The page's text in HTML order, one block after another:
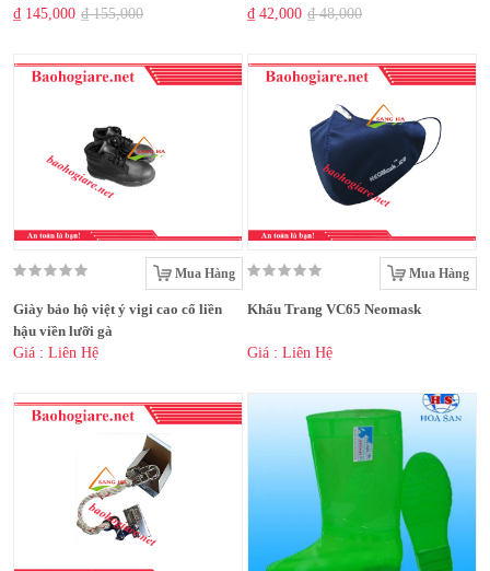
₫ 145,000 ₫ 155,000
₫ 42,000 ₫ 48,000
Mua Hàng
Giày bảo hộ việt ý vigi cao cổ liền
hậu viền lưỡi gà
Giá : Liên Hệ
Mua Hàng
Khẩu Trang VC65 Neomask
Giá : Liên Hệ